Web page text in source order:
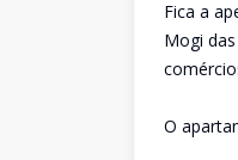
Fica a
Mogi
O